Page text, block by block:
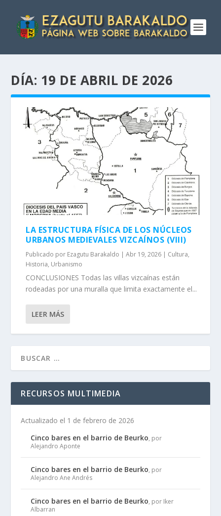
DÍA: 19 DE ABRIL DE 2026
LA ESTRUCTURA FÍSICA DE LOS NÚCLEOS
URBANOS MEDIEVALES VIZCAÍNOS (VIII)
Publicado por Ezagutu Barakaldo |Abr 19, 2026 | Cultura,
Historia, Urbanismo
CONCLUSIONES Todas las villas vizcaínas están
rodeadas por una muralla que limita exactamente el...
LEER MÁS
RECURSOS MULTIMEDIA
Actualizado el 1 de febrero de 2026
Cinco bares en el barrio de Beurko, por
Alejandro Aponte
Cinco bares en el barrio de Beurko, por
Alejandro Ane Andrés
Cinco bares en el barrio de Beurko, por Iker
Albarran